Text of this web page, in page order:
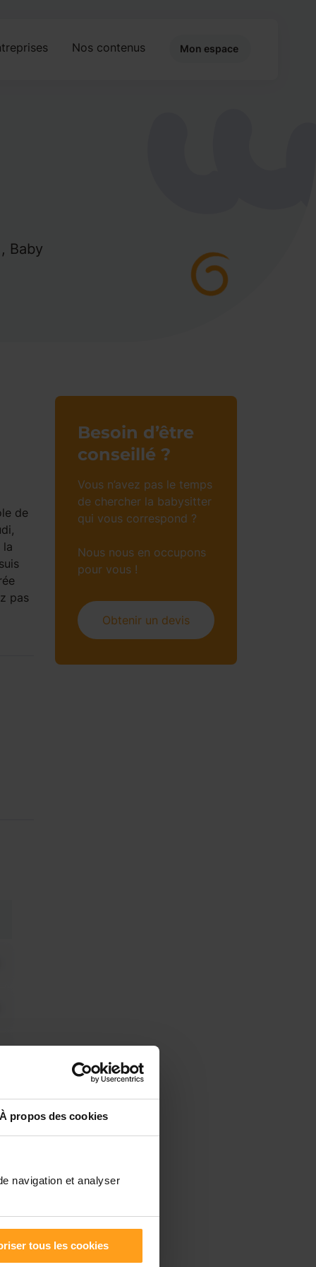
À propos des cookies
navigation et analyser
tous les cookies
Nos contenus Mon espace
Baby
de
la
pas
Besoin d’être
conseillé ?
Vous n’avez pas le temps
de chercher la babysitter
qui vous correspond ?
Nous nous en occupons
pour vous !
Obtenir un devis